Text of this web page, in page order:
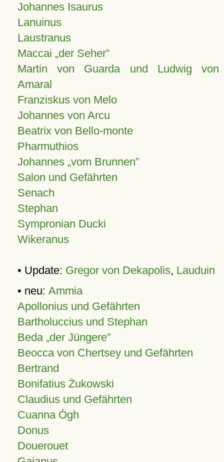
Johannes Isaurus
Lanuinus
Laustranus
Maccai „der Seher”
Martin von Guarda und Ludwig von
Amaral
Franziskus von Melo
Johannes von Arcu
Beatrix von Bello-monte
Pharmuthios
Johannes vom Brunnen
Salon und Gefährten
Senach
Stephan
Sympronian Ducki
Wikeranus
• Update: Gregor von Dekapolis, Lauduin
• neu: Ammia
Apollonius und Gefährten
Bartholuccius und Stephan
Beda „der Jüngere”
Beocca von Chertsey und Gefährten
Bertrand
Bonifatius Żukowski
Claudius und Gefährten
Cuanna Ógh
Donus
Douerouet